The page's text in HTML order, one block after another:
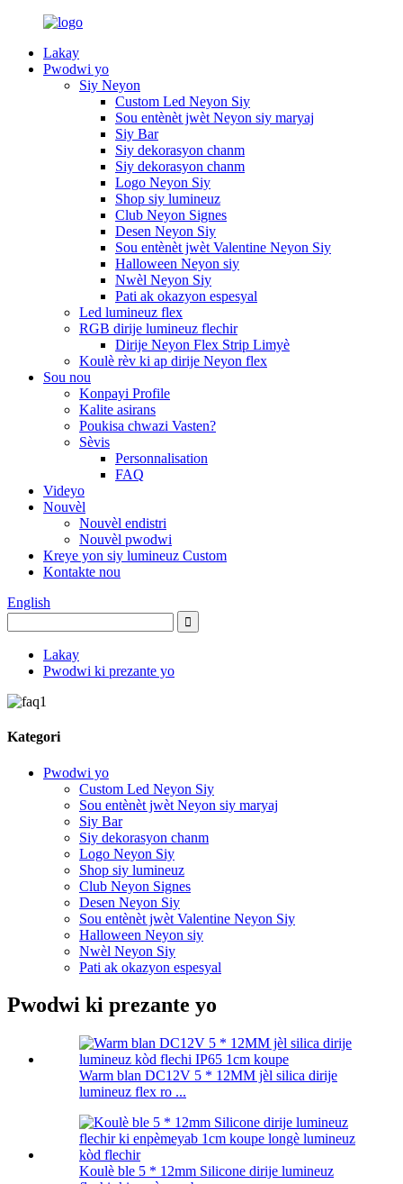
Lakay
Pwodwi yo
Siy Neyon
Custom Led Neyon Siy
Sou entènèt jwèt Neyon siy maryaj
Siy Bar
Siy dekorasyon chanm
Siy dekorasyon chanm
Logo Neyon Siy
Shop siy lumineuz
Club Neyon Signes
Desen Neyon Siy
Sou entènèt jwèt Valentine Neyon Siy
Halloween Neyon siy
Nwèl Neyon Siy
Pati ak okazyon espesyal
Led lumineuz flex
RGB dirije lumineuz flechir
Dirije Neyon Flex Strip Limyè
Koulè rèv ki ap dirije Neyon flex
Sou nou
Konpayi Profile
Kalite asirans
Poukisa chwazi Vasten?
Sèvis
Personnalisation
FAQ
Videyo
Nouvèl
Nouvèl endistri
Nouvèl pwodwi
Kreye yon siy lumineuz Custom
Kontakte nou
English
Lakay
Pwodwi ki prezante yo
Kategori
Pwodwi yo
Custom Led Neyon Siy
Sou entènèt jwèt Neyon siy maryaj
Siy Bar
Siy dekorasyon chanm
Logo Neyon Siy
Shop siy lumineuz
Club Neyon Signes
Desen Neyon Siy
Sou entènèt jwèt Valentine Neyon Siy
Halloween Neyon siy
Nwèl Neyon Siy
Pati ak okazyon espesyal
Pwodwi ki prezante yo
Warm blan DC12V 5 * 12MM jèl silica dirije
lumineuz flex ro ...
Koulè ble 5 * 12mm Silicone dirije lumineuz